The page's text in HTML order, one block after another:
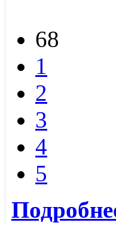
68
1
2
3
4
5